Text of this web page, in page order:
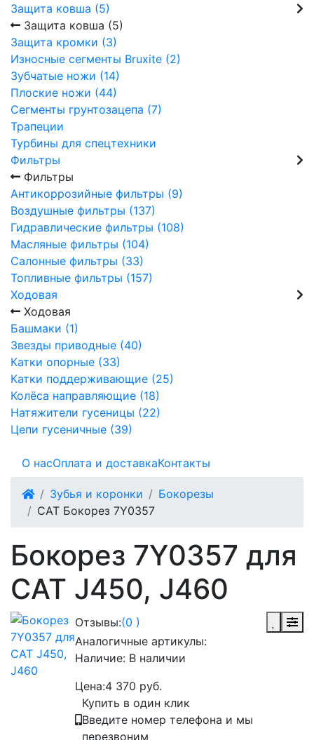
Защита ковша (5)
Защита ковша (5)
Защита кромки (3)
Износные сегменты Bruxite (2)
Зубчатые ножи (14)
Плоские ножи (44)
Сегменты грунтозацепа (7)
Трапеции
Турбины для спецтехники
Фильтры
Фильтры
Антикоррозийные фильтры (9)
Воздушные фильтры (137)
Гидравлические фильтры (108)
Масляные фильтры (104)
Салонные фильтры (33)
Топливные фильтры (157)
Ходовая
Ходовая
Башмаки (1)
Звезды приводные (40)
Катки опорные (33)
Катки поддерживающие (25)
Колёса направляющие (18)
Натяжители гусеницы (22)
Цепи гусеничные (39)
О насОплата и доставкаКонтакты
Зубья и коронки
Бокорезы
CAT Бокорез 7Y0357
Бокорез 7Y0357 для
CAT J450, J460
Отзывы:(0 )
Аналогичные артикулы:
Наличие: В наличии
Цена:4 370 руб.
Купить в один клик
Введите номер телефона и мы
перезвоним